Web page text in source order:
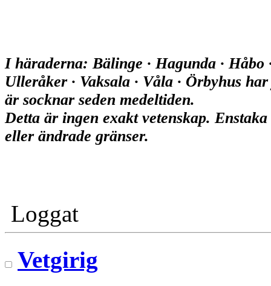
I häraderna: Bälinge · Hagunda · Håbo
Ulleråker · Vaksala · Våla · Örbyhus
är socknar seden medeltiden.
Detta är ingen exakt vetenskap.
eller ändrade gränser.
Loggat
Vetgirig